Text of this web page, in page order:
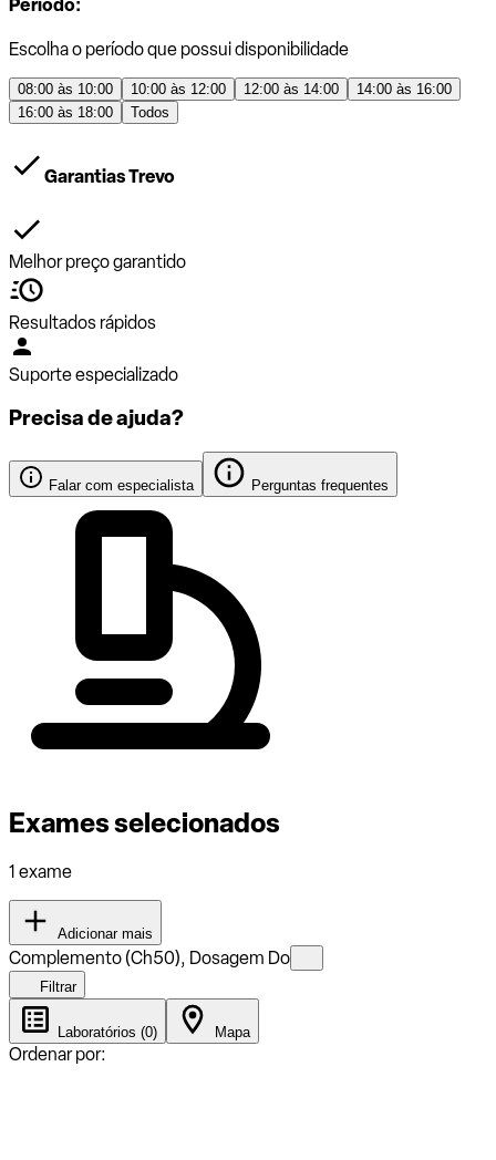
Período:
Escolha o período que possui disponibilidade
08:00 às 10:00 10:00 às 12:00 12:00 às 14:00
14:00 às 16:00
16:00 às 18:00
Todos
Garantias Trevo
Melhor preço garantido
Resultados rápidos
Suporte especializado
Precisa de ajuda?
Falar com especialista Perguntas frequentes
Exames selecionados
1 exame
Adicionar mais
Complemento (Ch50), Dosagem Do
Filtrar
Laboratórios (0) Mapa
Ordenar por: